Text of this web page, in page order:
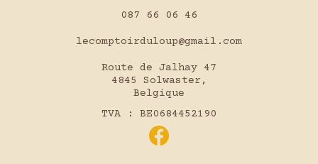
087 66 06 46
lecomptoirduloup@gmail.com
Route de Jalhay 47
4845 Solwaster,
Belgique
TVA : BE0684452190